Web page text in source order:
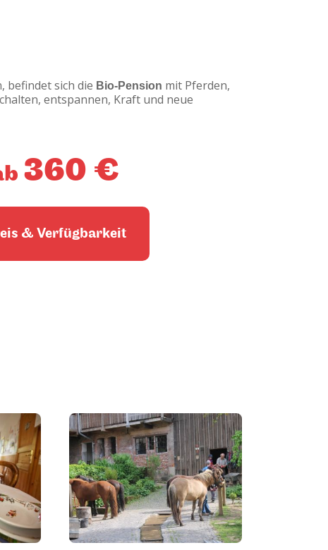
befindet sich die Bio-Pension mit Pferden,
entspannen, Kraft und neue
360 €
& Verfügbarkeit